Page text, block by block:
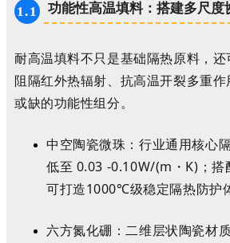
1.1 功能性高温填料：搭建多尺度
耐高温填料不只是基础隔热原料，还
阻隔红外热辐射、抗高温开裂多重
或缺的功能性组分。
中空陶瓷微珠 ：行业通用核心
低至 0.03 -0.10W/(m ・K)；
可打造1000℃级稳定隔热防护
六方氮化硼 ：二维层状陶瓷材